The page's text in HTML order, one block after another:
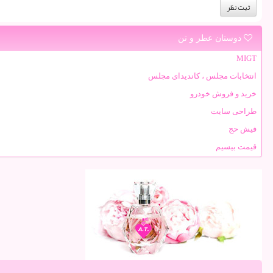
دوستان عطر و تن
MIGT
انتخابات مجلس ، کاندیدای مجلس
خرید و فروش خودرو
طراحی سایت
فیش حج
قیمت بیسیم